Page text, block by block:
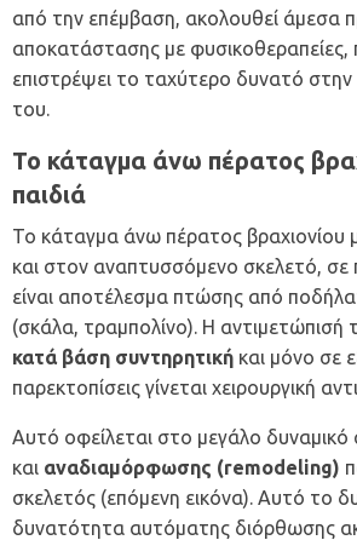
από την επέμβαση, ακολουθεί άμεσα
αποκατάστασης με φυσικοθεραπείες,
επιστρέψει το ταχύτερο δυνατό
του.
Το κάταγμα άνω πέρατος
παιδιά
Το κάταγμα άνω πέρατος βραχιονίου
και στον αναπτυσσόμενο σκελετό, σε
είναι αποτέλεσμα πτώσης από
(σκάλα, τραμπολίνο). Η αντιμετώπισή
κατά βάση συντηρητική και μόνο σε
παρεκτοπίσεις γίνεται χειρουργική
Αυτό οφείλεται στο μεγάλο δυναμικό
και αναδιαμόρφωσης (remodeling)
σκελετός (επόμενη εικόνα). Αυτό το
δυνατότητα αυτόματης διόρθωσης